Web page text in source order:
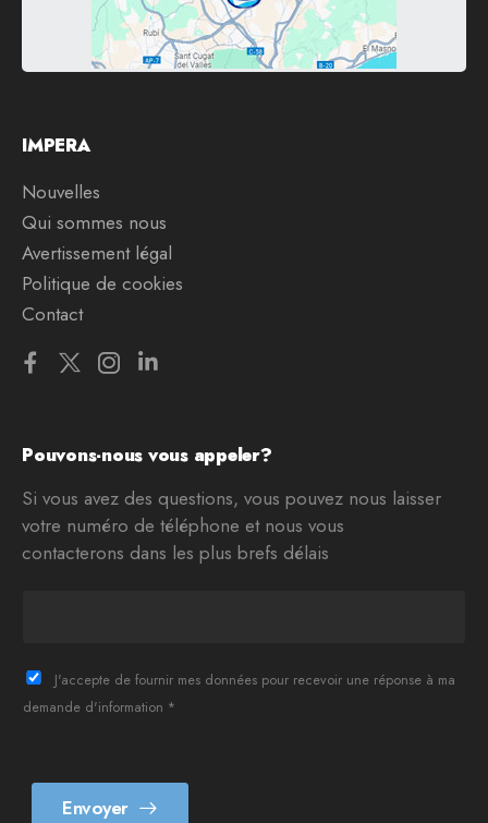
IMPERA
Nouvelles
Qui sommes nous
Avertissement légal
Politique de cookies
Contact
Pouvons-nous vous appeler?
Si vous avez des questions, vous pouvez nous laisser
votre numéro de téléphone et nous vous
contacterons dans les plus brefs délais
è
J'accepte de fournir mes données pour recevoir une réponse à ma
demande d'information *
Envoyer